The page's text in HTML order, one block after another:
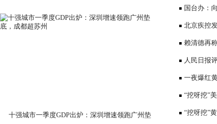
十强城市一季度GDP出炉：深圳增速领跑广州垫
国台办：
表达深切哀
北京疾控
景要戴口罩
赖清德再
国台办回应
人民日报
一夜爆红
师：或涉嫌
“挖呀挖”
“挖呀挖”